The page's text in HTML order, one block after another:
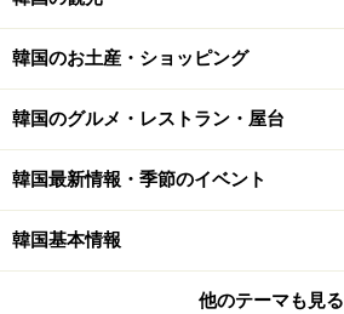
韓国のお土産・ショッピング
韓国のグルメ・レストラン・屋台
韓国最新情報・季節のイベント
韓国基本情報
他のテーマも見る